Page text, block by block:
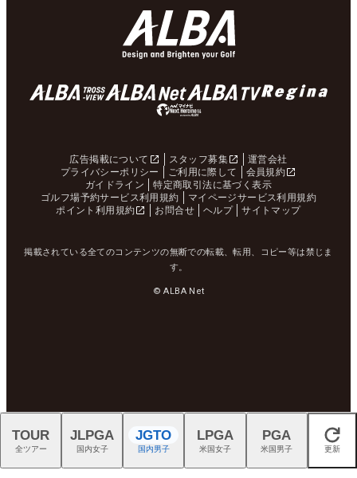
広告掲載について スタッフ募集
運営会社
プライバシーポリシー
ご利用に際して
会員規約
ガイドライン
特定商取引法に基づく表示
ゴルフ場予約サービス利用規約
マイページサービス利用規約
ポイント利用規約
お問合せ ヘルプ サイトマップ
掲載されている全てのコンテンツの無断での転載、転用、コピー等は禁じま
す。
© ALBA Net
閉じる
TOUR
全ツアー
JLPGA
国内女子
JGTO
国内男子
LPGA
米国女子
PGA
米国男子 更新